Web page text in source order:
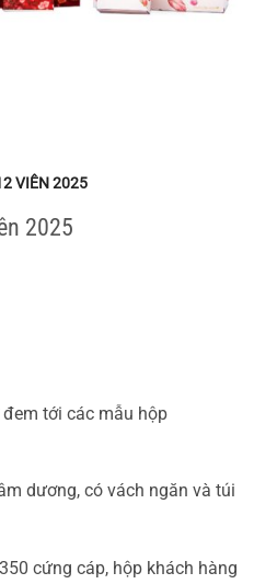
VIÊN 2025
2025
tới các mẫu hộp
dương, có vách ngăn và túi
cứng cáp, hộp khách hàng